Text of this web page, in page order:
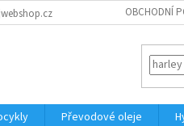
OBCHODNÍ
Převodové oleje